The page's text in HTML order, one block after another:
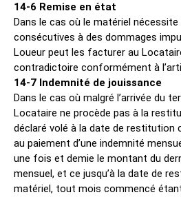
14-6 Remise en état
Dans le cas où le matériel
consécutives à des dommages
Loueur peut les facturer au
contradictoire conformément à
14-7 Indemnité de jouissance
Dans le cas où malgré l’arrivée du
Locataire ne procède pas à la
déclaré volé à la date de restitution
au paiement d’une indemnité
une fois et demie le montant du
mensuel, et ce jusqu’à la date de
matériel, tout mois commencé